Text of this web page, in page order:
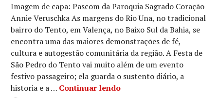
Imagem de capa: Pascom da Paroquia Sagrado Coração
Annie Veruschka As margens do Rio Una, no tradicional
bairro do Tento, em Valença, no Baixo Sul da Bahia, se
encontra uma das maiores demonstrações de fé,
cultura e autogestão comunitária da região. A Festa de
São Pedro do Tento vai muito além de um evento
festivo passageiro; ela guarda o sustento diário, a
historia e a … Continuar lendoFé e tradição: festa de